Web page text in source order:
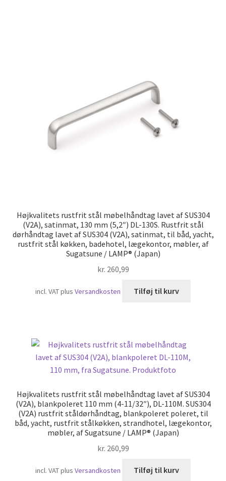
Højkvalitets rustfrit stål møbelhåndtag lavet af SUS304
(V2A), satinmat, 130 mm (5,2″) DL-130S. Rustfrit stål
dørhåndtag lavet af SUS304 (V2A), satinmat, til båd, yacht,
rustfrit stål køkken, badehotel, lægekontor, møbler, af
Sugatsune / LAMP® (Japan)
kr. 260,99
incl. VATplusVersandkosten Tilføj til kurv
Højkvalitets rustfrit stål møbelhåndtag lavet af SUS304
(V2A), blankpoleret 110 mm (4-11/32″), DL-110M. SUS304
(V2A) rustfrit ståldørhåndtag, blankpoleret poleret, til
båd, yacht, rustfrit stålkøkken, strandhotel, lægekontor,
møbler, af Sugatsune / LAMP® (Japan)
kr. 260,99
incl. VATplusVersandkosten Tilføj til kurv